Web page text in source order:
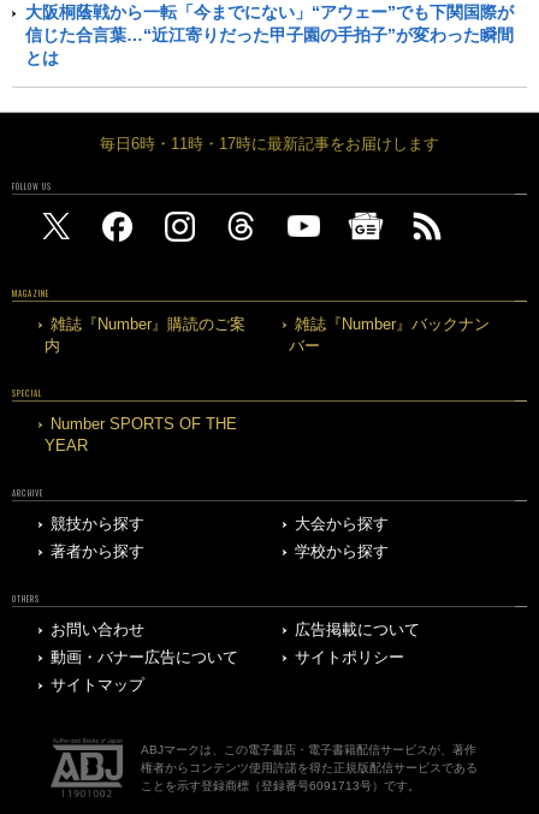
大阪桐蔭戦から一転「今までにない」“アウェー”でも下関国際が
信じた合言葉…“近江寄りだった甲子園の手拍子”が変わった瞬間
とは
毎日6時・11時・17時に最新記事をお届けします
FOLLOW US
MAGAZINE
雑誌『Number』購読のご案
内
雑誌『Number』バックナン
バー
SPECIAL
Number SPORTS OF THE
YEAR
ARCHIVE
競技から探す
大会から探す
著者から探す
学校から探す
OTHERS
お問い合わせ
広告掲載について
動画・バナー広告について
サイトポリシー
サイトマップ
ABJマークは、この電子書店・電子書籍配信サービスが、著作
権者からコンテンツ使用許諾を得た正規版配信サービスである
ことを示す登録商標（登録番号6091713号）です。